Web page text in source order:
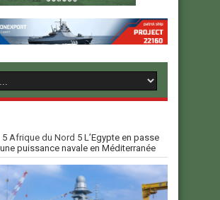
5 Afrique du Nord 5 L’Egypte en passe
puissance navale en Méditerranée